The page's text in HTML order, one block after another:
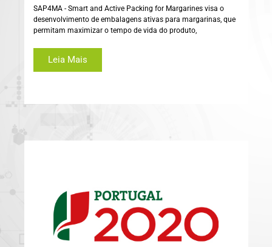
SAP4MA - Smart and Active Packing for Margarines visa o
desenvolvimento de embalagens ativas para margarinas, que
permitam maximizar o tempo de vida do produto,
Leia Mais